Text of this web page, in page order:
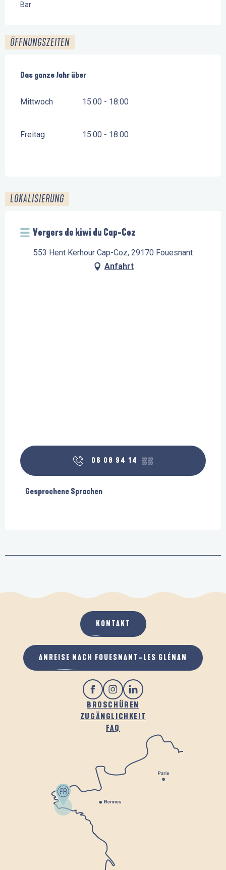
Bar
ÖFFNUNGSZEITEN
Das ganze Jahr über
Das ganze Jahr über
Mittwoch 15:00 - 18:00
Freitag 15:00 - 18:00
LOKALISIERUNG
Vergers de kiwi du Cap-Coz
553 Hent Kerhour Cap-Coz, 29170 Fouesnant
Anfahrt
06 08 94 14 ▒▒
Gesprochene Sprachen
Gesprochene Sprachen
BROSCHÜREN
ZUGÄNGLICHKEIT
FAQ
KONTAKT
ANREISE NACH FOUESNANT-LES GLÉNAN